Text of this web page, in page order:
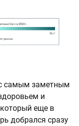
самым заметным
и
еще в
добрался сразу